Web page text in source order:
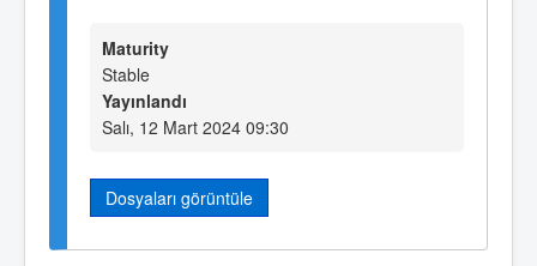
Maturity
Stable
Yayınlandı
Salı, 12 Mart 2024 09:30
Dosyaları görüntüle